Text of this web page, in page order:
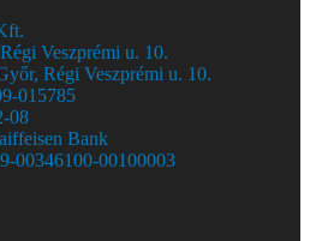
Veszprémi u. 10.
Régi Veszprémi u. 10.
015785
08
Bank
00346100-00100003